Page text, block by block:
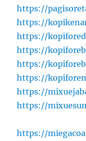
https://
https://
https://
https://
https://
https://
https://
https://
https://